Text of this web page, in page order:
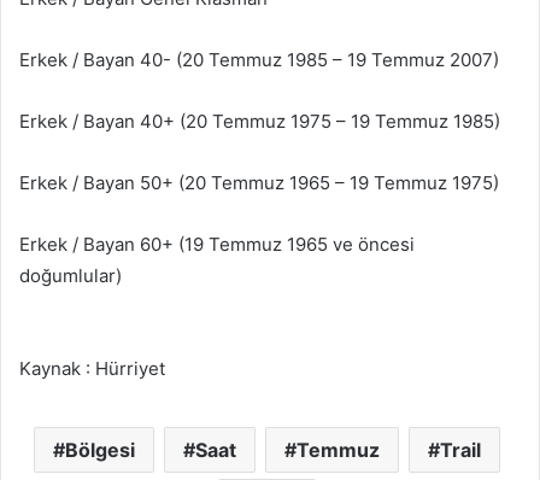
Erkek / Bayan 40- (20 Temmuz 1985 – 19 Temmuz 2007)
Erkek / Bayan 40+ (20 Temmuz 1975 – 19 Temmuz 1985)
Erkek / Bayan 50+ (20 Temmuz 1965 – 19 Temmuz 1975)
Erkek / Bayan 60+ (19 Temmuz 1965 ve öncesi
doğumlular)
Kaynak : Hürriyet
Bölgesi Saat Temmuz Trail